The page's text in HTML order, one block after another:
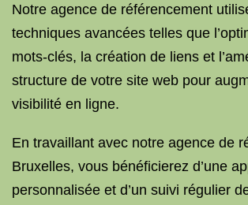
Notre agence de référencement
techniques avancées telles que
mots-clés, la création de liens et
structure de votre site web pour
visibilité en ligne.
En travaillant avec notre agence de
Bruxelles, vous bénéficierez d’une
personnalisée et d’un suivi régulier